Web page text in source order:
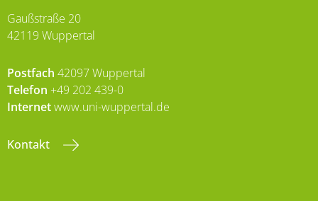
Gaußstraße 20
42119 Wuppertal
Postfach 42097 Wuppertal
Telefon +49 202 439-0
Internetwww.uni-wuppertal.de
Kontakt